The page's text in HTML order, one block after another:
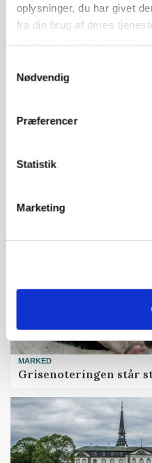
oplysninger, du har givet
fra din brug af deres
Nødvendig
Præferencer
Statistik
Marketing
MASKINER
Forserie til
Markvandring sætter
MARKED
Grisenoteringen står